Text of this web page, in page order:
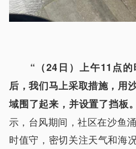
“（24日）上午11点
后，我们马上采取措施，用
域围了起来，并设置了挡板
示，台风期间，社区在沙鱼
时值守，密切关注天气和海